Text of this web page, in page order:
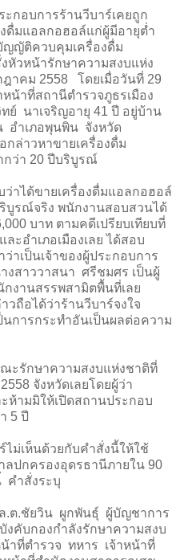
กอบการร้านวีบาร์เคยถูก
ดื่มแอลกอฮอล์แก่ผู้มีอายุต่ำ
ญญัติควบคุมเครื่องดื่ม
หัวหน้ารักษาความสงบแห่ง
ฎาคม 2558 โดยเมื่อวันที่ 29
หน้าที่สถานีตำรวจภูธรเมือง
ย์ นาเจริญอายุ 41 ปี อยู่บ้าน
อำเภอพุนพิน จังหวัด
ล่าวหาขายเครื่องดื่ม
ว่า 20 ปีบริบูรณ์
าได้ขายเครื่องดื่มแอลกอฮอล์
บูรณ์จริง พนักงานสอบสวนได้
บาท ตามคดีเปรียบเทียบที่
ะอำเภอเมืองเลย ได้สอบ
าเป็นเจ้าของผู้ประกอบการ
งสาววาสนา ศรีชมศร เป็นผู้
งานสรรพสามิตพื้นที่เลย
วถือได้ว่าร้านวีบาร์จงใจ
การกระทำอันเป็นผลต่อความ
ะรักษาความสงบแห่งชาติที่
จังหวัดเลยโดยผู้ว่า
ห้ามมิให้เปิดสถานประกอบ
5 ปี
ม่เห็นด้วยกับคำสั่งนี้ให้ใช้
ลปกครองอุดรธานีภายใน 90
คำสั่งระบุ
.ต.ชัยวิน ผูกพันธุ์ ผู้บัญชาการ
คับกองกำลังรักษาความสงบ
น้าที่ตำรวจ ทหาร เจ้าหน้าที่